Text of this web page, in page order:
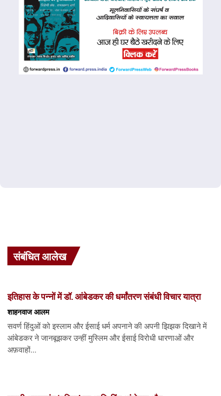
संबंधित आलेख
इतिहास के पन्नों में डॉ. आंबेडकर की धर्मांतरण संबंधी विचार यात्रा
शाहनवाज आलम
सवर्ण हिंदुओं को इस्लाम और ईसाई धर्म अपनाने की अपनी झिझक दिखाने में
आंबेडकर ने जानबूझकर उन्हीं मुस्लिम और ईसाई विरोधी धारणाओं और
अफ़वाहों...